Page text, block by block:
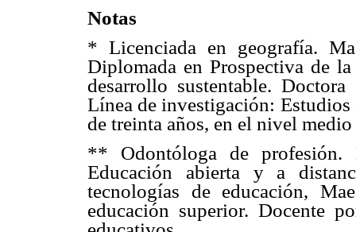
Notas
* Licenciada en geografía.
Diplomada en Prospectiva de
desarrollo sustentable.
Línea de investigación:
de treinta años, en el nivel
** Odontóloga de profesión.
Educación abierta y a
tecnologías de educación,
educación superior. Docente